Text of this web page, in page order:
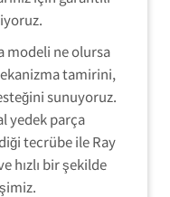
modeli ne olursa
tamirini,
sunuyoruz.
yedek parça
tecrübe ile Ray
hızlı bir şekilde